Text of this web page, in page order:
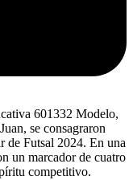
601332 Modelo,
se consagraron
de Futsal 2024. En una
un marcador de cuatro
competitivo.